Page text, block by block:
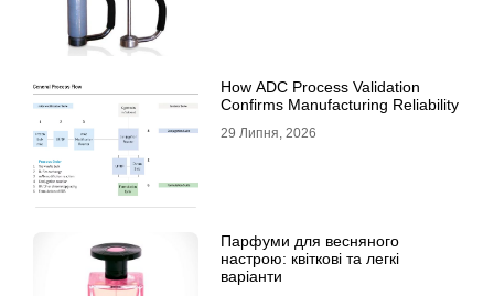
How ADC Process Validation
Confirms Manufacturing Reliability
29 Липня, 2026
Парфуми для весняного
настрою: квіткові та легкі
варіанти